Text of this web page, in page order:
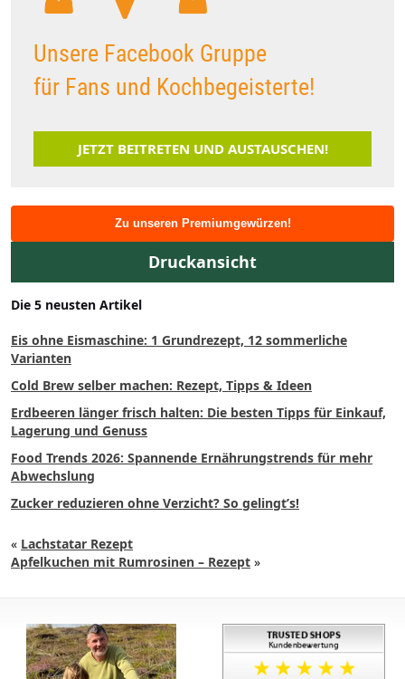
Unsere Facebook Gruppe
für Fans und Kochbegeisterte!
JETZT BEITRETEN UND AUSTAUSCHEN!
Zu unseren Premiumgewürzen!
Druckansicht
Die 5 neusten Artikel
Eis ohne Eismaschine: 1 Grundrezept, 12 sommerliche
Varianten
Cold Brew selber machen: Rezept, Tipps & Ideen
Erdbeeren länger frisch halten: Die besten Tipps für Einkauf,
Lagerung und Genuss
Food Trends 2026: Spannende Ernährungstrends für mehr
Abwechslung
Zucker reduzieren ohne Verzicht? So gelingt’s!
« Lachstatar Rezept
Apfelkuchen mit Rumrosinen – Rezept »